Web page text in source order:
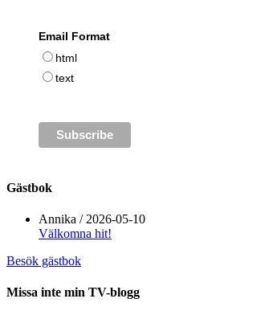
Email Format
html
text
Gästbok
Annika / 2026-05-10
Välkomna hit!
Besök gästbok
Missa inte min TV-blogg